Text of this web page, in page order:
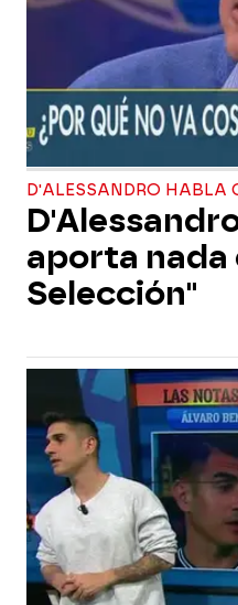
D'ALESSANDRO HABLA
aporta nada
Selección"